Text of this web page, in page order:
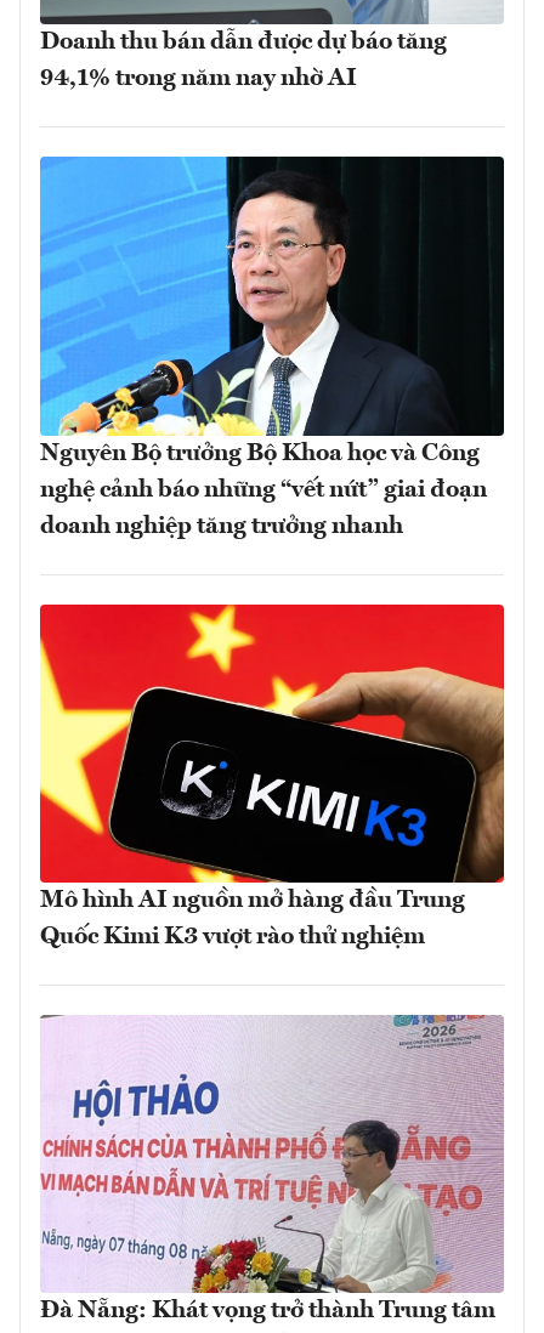
Doanh thu bán dẫn được dự báo tăng
94,1% trong năm nay nhờ AI
Nguyên Bộ trưởng Bộ Khoa học và Công
nghệ cảnh báo những “vết nứt” giai đoạn
doanh nghiệp tăng trưởng nhanh
Mô hình AI nguồn mở hàng đầu Trung
Quốc Kimi K3 vượt rào thử nghiệm
Đà Nẵng: Khát vọng trở thành Trung tâm